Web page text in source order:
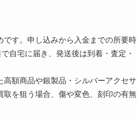
す。申し込みから入金までの所要時
自宅に届き、発送後は到着・査定・
額商品や銀製品・シルバーアクセサ
を狙う場合、傷や変色、刻印の有無